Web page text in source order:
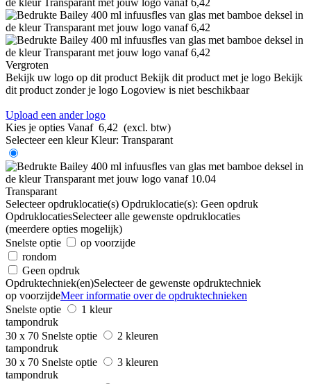
Vergroten
Bekijk uw logo op dit product Bekijk dit product met je logo Bekijk
dit product zonder je logo Logoview is niet beschikbaar
Upload een ander logo
Kies je opties Vanaf 6,42 (excl. btw)
Selecteer een kleur Kleur: Transparant
Transparant
Selecteer opdruklocatie(s) Opdruklocatie(s): Geen opdruk
OpdruklocatiesSelecteer alle gewenste opdruklocaties
(meerdere opties mogelijk)
Snelste optie
op voorzijde
rondom
Geen opdruk
Opdruktechniek(en)Selecteer de gewenste opdruktechniek
op voorzijdeMeer informatie over de opdruktechnieken
Snelste optie
1 kleur
tampondruk
30 x 70 Snelste optie
2 kleuren
tampondruk
30 x 70 Snelste optie
3 kleuren
tampondruk